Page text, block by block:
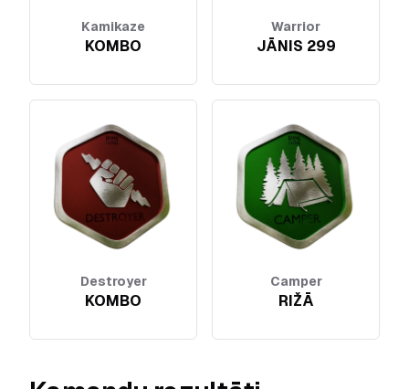
Kamikaze
KOMBO
Warrior
JĀNIS 299
Destroyer
KOMBO
Camper
RIŽĀ